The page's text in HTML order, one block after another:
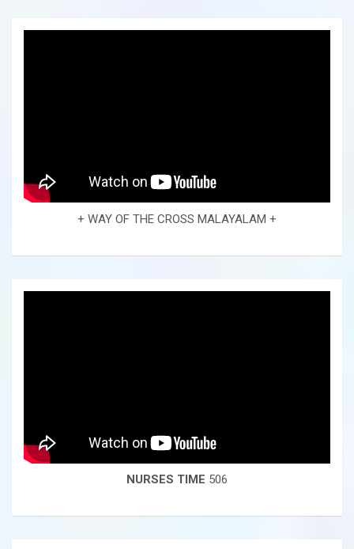
+ WAY OF THE CROSS MALAYALAM +
NURSES TIME 506